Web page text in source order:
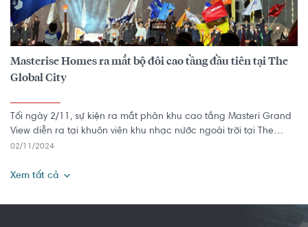
Masterise Homes ra mắt bộ đôi cao tầng đầu tiên tại The
Global City
Tối ngày 2/11, sự kiện ra mắt phân khu cao tầng Masteri Grand
View diễn ra tại khuôn viên khu nhạc nước ngoài trời tại The
Global City, thu hút gần 5.000 chuyên viên kinh doanh bất động
02/11/2024
Xem tất cả